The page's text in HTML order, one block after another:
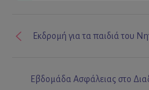
Εβδομάδα Ασφάλειας στο
Εκδρομή για τα παιδιά του